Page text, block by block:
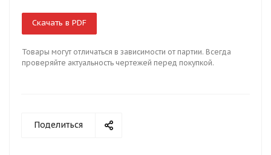
Скачать в PDF
Товары могут отличаться в зависимости от партии. Всегда
проверяйте актуальность чертежей перед покупкой.
Поделиться